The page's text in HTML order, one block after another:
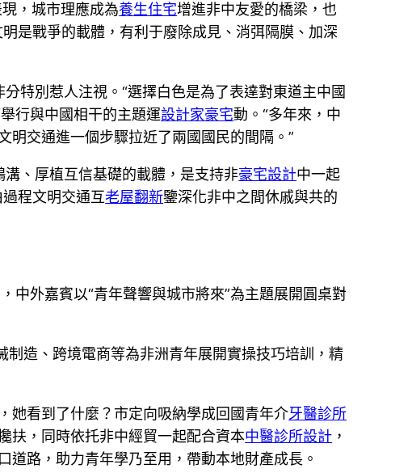
，城市理應成為養生住宅增進非中友愛的橋梁，也
是戰爭的載體，有利于廢除成見、消弭隔膜、加深
分特別惹人注視。“選擇白色是為了表達對東道主中國
行與中國相干的主題運設計家豪宅動。“多年來，中
明交通進一個步驟拉近了兩國國民的間隔。”
、厚植互信基礎的載體，是支持非豪宅設計中一起
程文明交通互老屋翻新鑒深化非中之間休戚與共的
中外嘉賓以“青年聲響與城市將來”為主題展開圓桌對
造、跨境電商等為非洲青年展開實操技巧培訓，精
她看到了什麼？市定向吸納學成回國青年介牙醫診所
扶，同時依托非中經貿一起配合資本中醫診所設計 ，
路，助力青年學乃至用，帶動本地財產成長。